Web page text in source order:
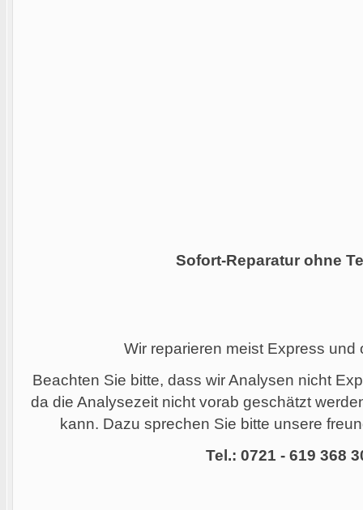
Sofort-Reparatur ohne
Wir reparieren meist Express und
Beachten Sie bitte, dass wir Analysen nicht
da die Analysezeit nicht vorab geschätzt
kann. Dazu sprechen Sie bitte unsere
Tel.: 0721 - 619 368